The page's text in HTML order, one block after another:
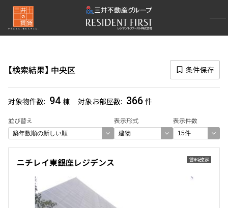
検索結果 中央区 条件保存
対象物件数 94 棟 対象お部屋数 366 件
並び替え 表示形式 表示件数
再検索ナビゲーション
選択中の区
中央区
(366)
選び方を変更する
検索対象お部屋数
366件
賃料改定
ニチレイ東銀座レジデンス